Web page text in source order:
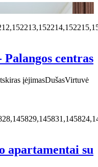
centras
įėjimasDušasVirtuvė
apartamentai su